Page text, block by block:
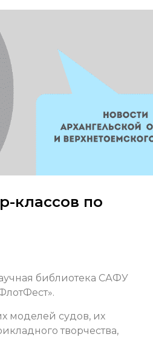
классов по
библиотека САФУ
моделей судов, их
творчества,